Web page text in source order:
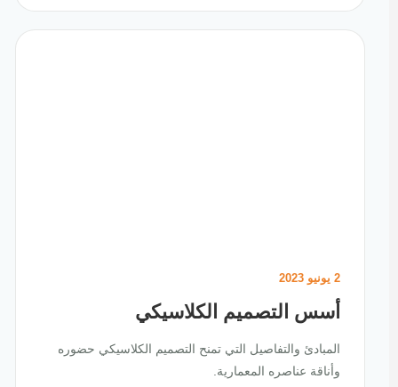
أسس التصميم الكلاسيكي
المبادئ والتفاصيل التي تمنح التصميم الكلاسيكي حضوره
وأناقة عناصره المعمارية.